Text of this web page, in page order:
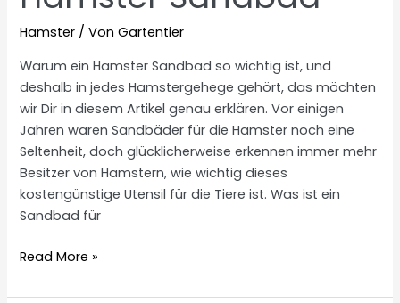
Hamster / VonGartentier
Warum ein Hamster Sandbad so wichtig ist, und
deshalb in jedes Hamstergehege gehört, das möchten
wir Dir in diesem Artikel genau erklären. Vor einigen
Jahren waren Sandbäder für die Hamster noch eine
Seltenheit, doch glücklicherweise erkennen immer mehr
Besitzer von Hamstern, wie wichtig dieses
kostengünstige Utensil für die Tiere ist. Was ist ein
Sandbad für
Hamster
Read More »